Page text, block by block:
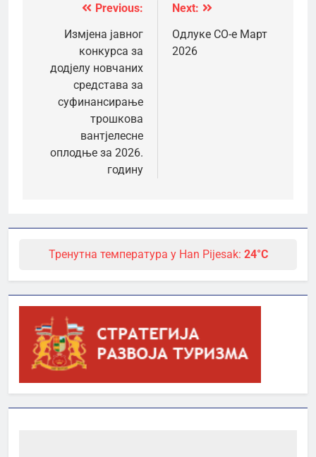
Кретање
чланка
Previous:
Измјена јавног
конкурса за
додјелу новчаних
средстава за
суфинансирање
трошкова
вантјелесне
оплодње за 2026.
годину
Next:
Одлуке СО-е Март
2026
Тренутна температура у Han Pijesak: 24°C